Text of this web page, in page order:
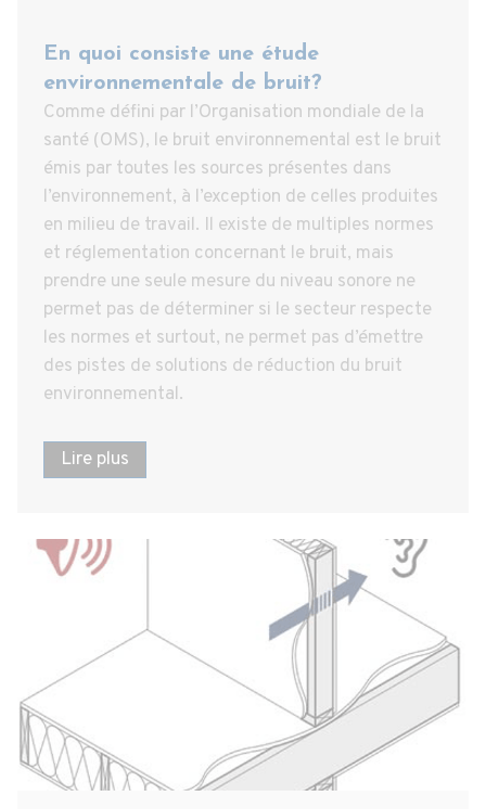
En quoi consiste une étude
environnementale de bruit?
Comme défini par l’Organisation mondiale de la
santé (OMS), le bruit environnemental est le bruit
émis par toutes les sources présentes dans
l’environnement, à l’exception de celles produites
en milieu de travail. Il existe de multiples normes
et réglementation concernant le bruit, mais
prendre une seule mesure du niveau sonore ne
permet pas de déterminer si le secteur respecte
les normes et surtout, ne permet pas d’émettre
des pistes de solutions de réduction du bruit
environnemental.
Lire plus